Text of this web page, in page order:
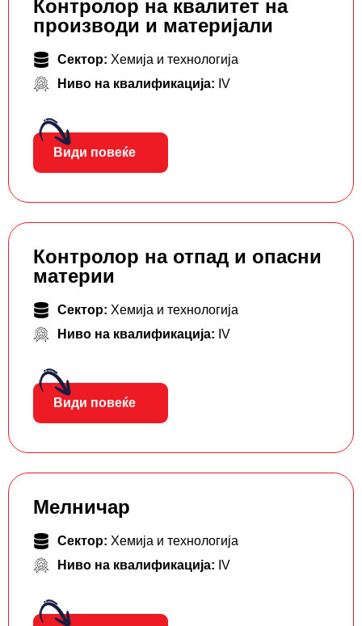
Контролор на квалитет на
производи и материјали
Сектор: Хемија и технологија
Ниво на квалификација: IV
Види повеќе
Контролор на отпад и опасни
материи
Сектор: Хемија и технологија
Ниво на квалификација: IV
Види повеќе
Мелничар
Сектор: Хемија и технологија
Ниво на квалификација: IV